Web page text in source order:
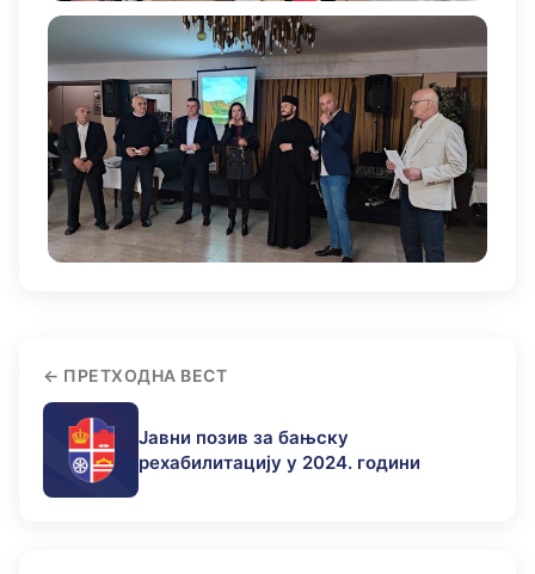
ПРЕТХОДНА ВЕСТ
Јавни позив за бањску
рехабилитацију у 2024. години